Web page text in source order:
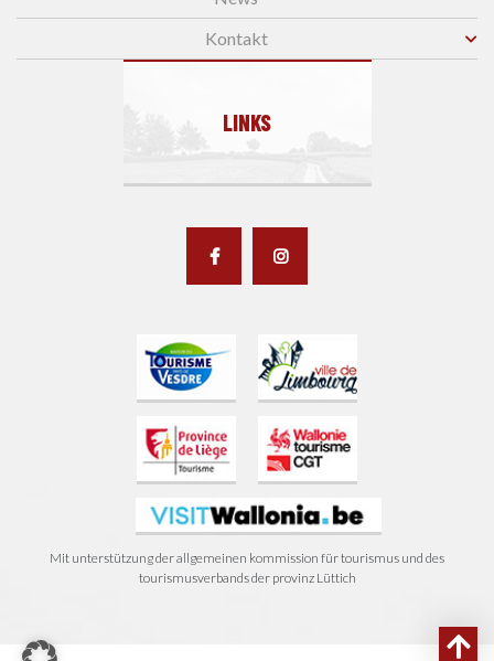
Kontakt
LINKS
Mit unterstützung der allgemeinen kommission für tourismus und des
tourismusverbands der provinz Lüttich